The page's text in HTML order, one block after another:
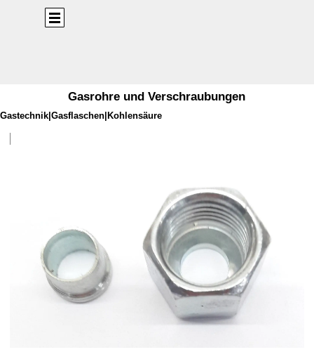
Direkt zum Seiteninhalt
Gasrohre und Verschraubungen
Gastechnik|Gasflaschen|Kohlensäure